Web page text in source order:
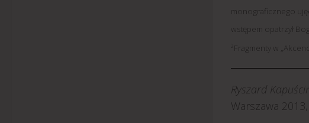
monograficznego
wstępem opatrzył
Fragmenty w
Ryszard
Warszawa 2013,